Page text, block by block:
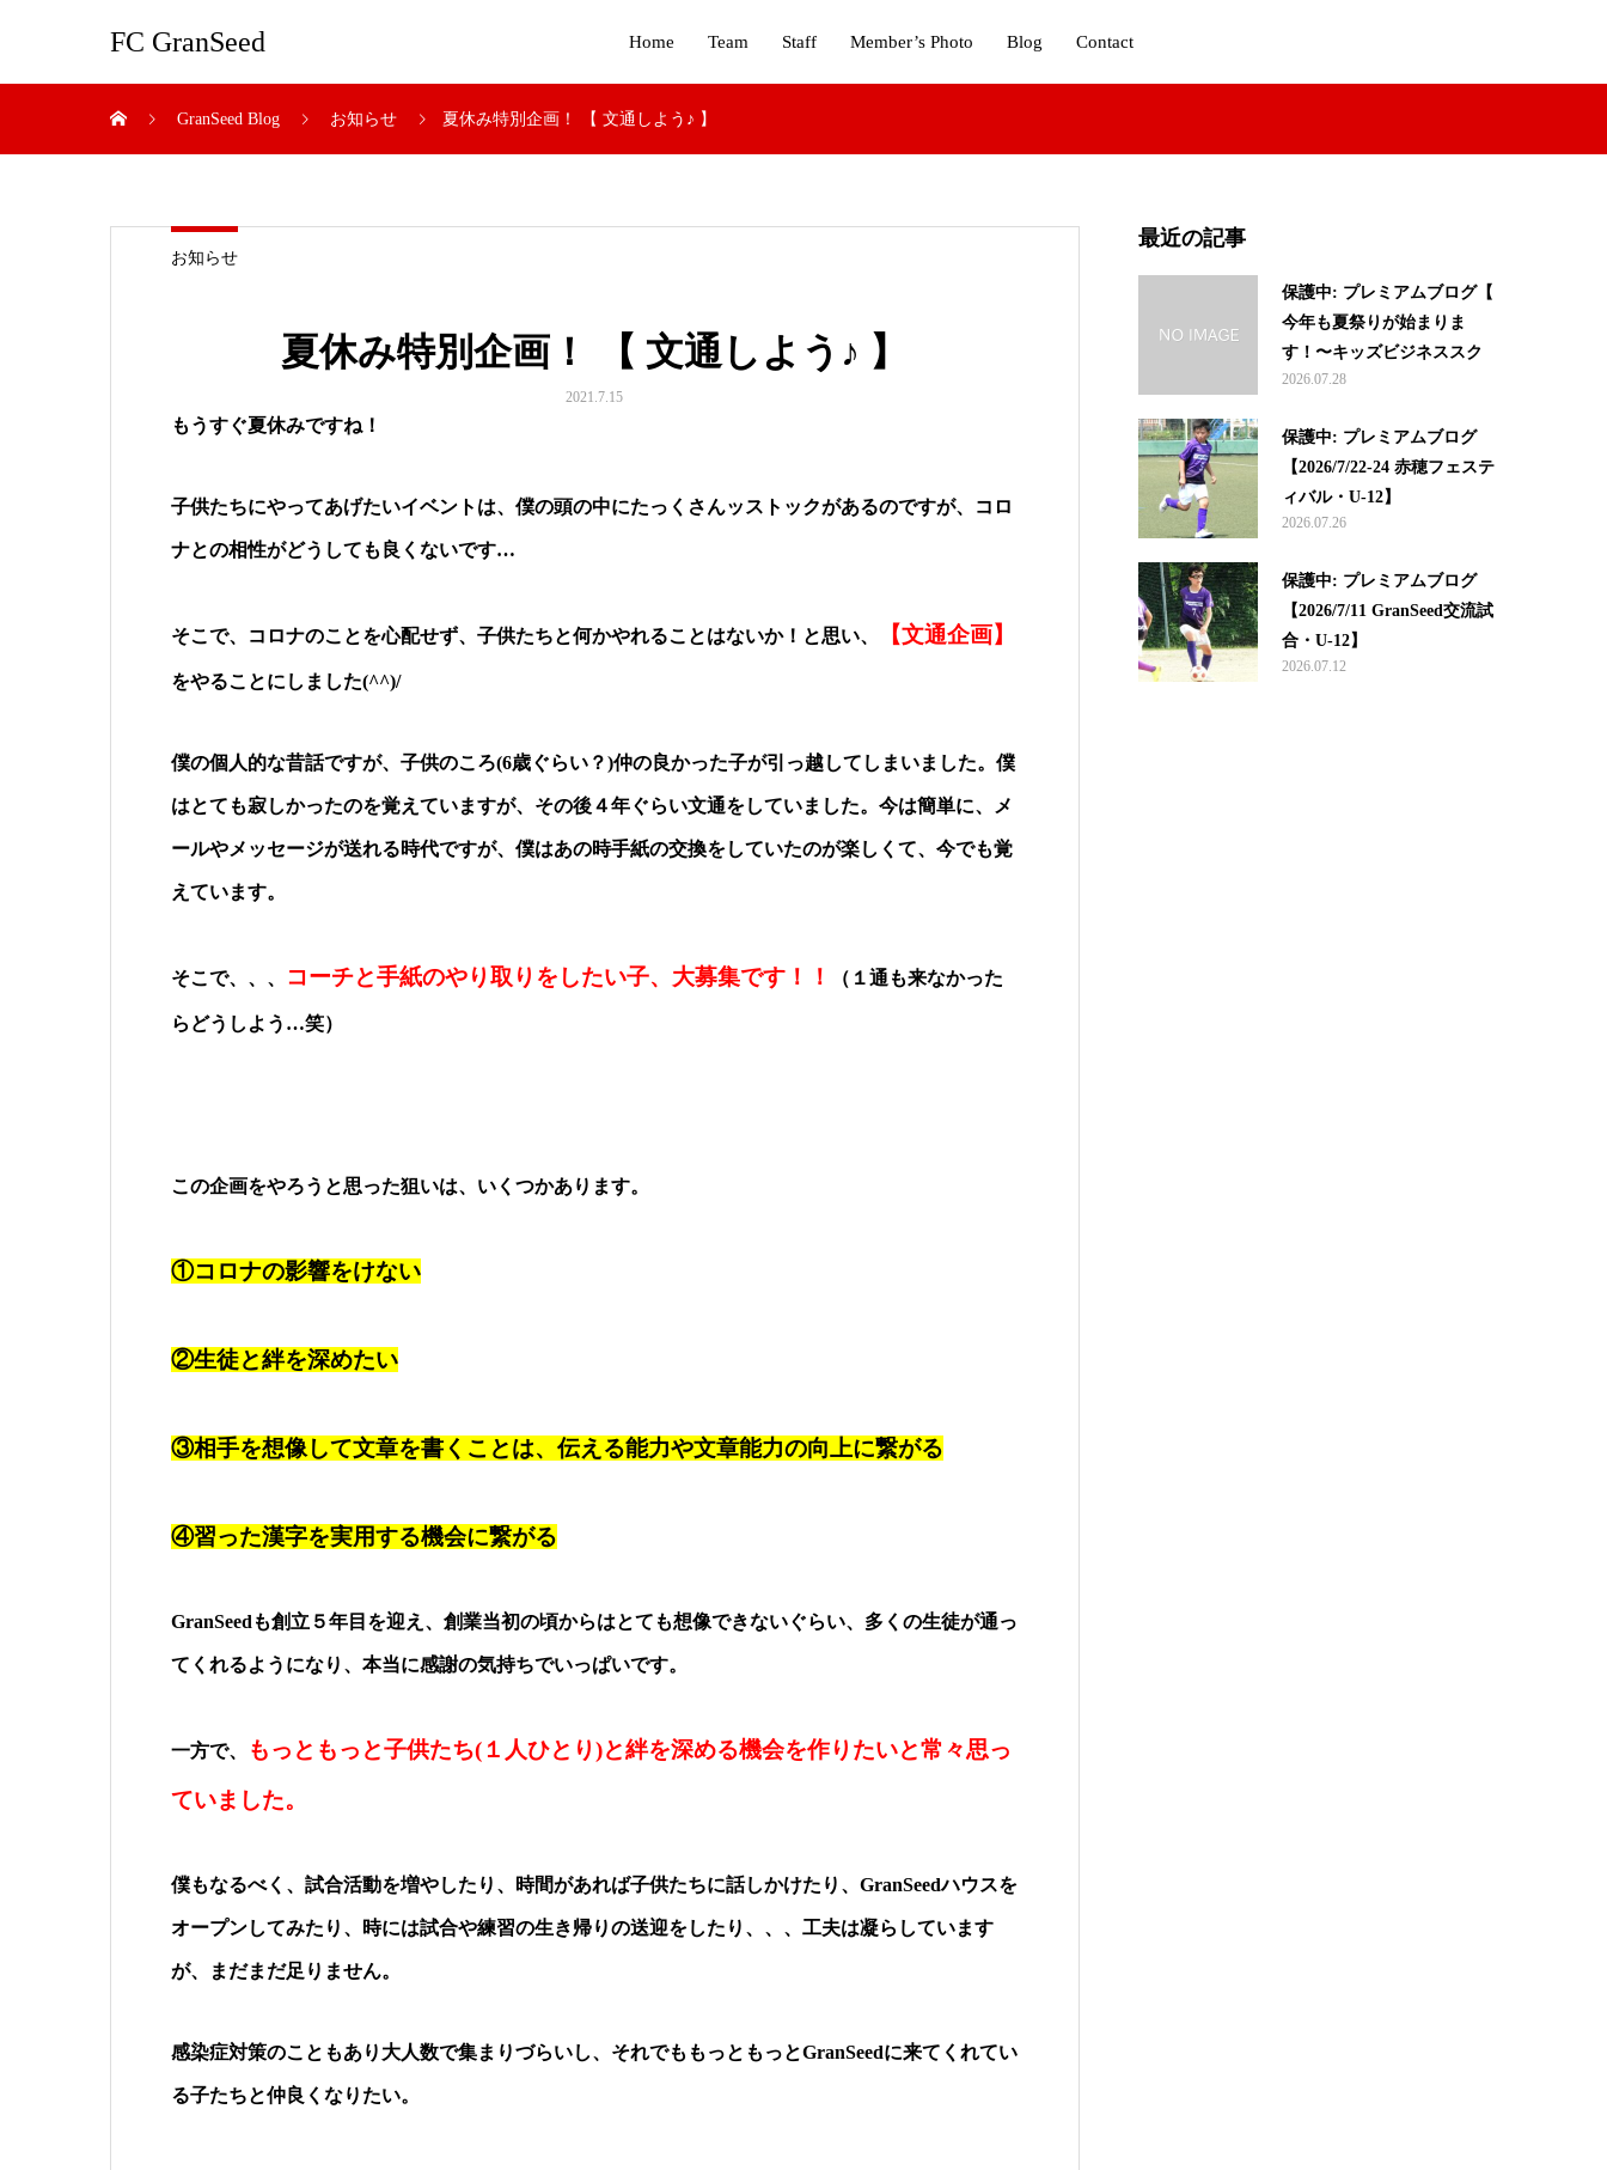
FC GranSeed Home Team Staff Member’s Photo Blog Contact
GranSeed Blog お知らせ 夏休み特別企画！ 【 文通しよう♪ 】
お知らせ
夏休み特別企画！ 【 文通しよう♪ 】
2021.7.15
もうすぐ夏休みですね！
子供たちにやってあげたいイベントは、僕の頭の中にたっくさんッストックがあるのですが、コロ
ナとの相性がどうしても良くないです…
そこで、コロナのことを心配せず、子供たちと何かやれることはないか！と思い、 【文通企画】
をやることにしました(^^)/
僕の個人的な昔話ですが、子供のころ(6歳ぐらい？)仲の良かった子が引っ越してしまいました。僕
はとても寂しかったのを覚えていますが、その後４年ぐらい文通をしていました。今は簡単に、メ
ールやメッセージが送れる時代ですが、僕はあの時手紙の交換をしていたのが楽しくて、今でも覚
えています。
そこで、、、 コーチと手紙のやり取りをしたい子、大募集です！！ （１通も来なかった
らどうしよう…笑）
この企画をやろうと思った狙いは、いくつかあります。
①コロナの影響をけない
②生徒と絆を深めたい
③相手を想像して文章を書くことは、伝える能力や文章能力の向上に繋がる
④習った漢字を実用する機会に繋がる
GranSeedも創立５年目を迎え、創業当初の頃からはとても想像できないぐらい、多くの生徒が通っ
てくれるようになり、本当に感謝の気持ちでいっぱいです。
一方で、
もっともっと子供たち(１人ひとり)と絆を深める機会を作りたいと常々思っ
ていました。
僕もなるべく、試合活動を増やしたり、時間があれば子供たちに話しかけたり、GranSeedハウスを
オープンしてみたり、時には試合や練習の生き帰りの送迎をしたり、、、工夫は凝らしています
が、まだまだ足りません。
感染症対策のこともあり大人数で集まりづらいし、それでももっともっとGranSeedに来てくれてい
る子たちと仲良くなりたい。
最近の記事
保護中: プレミアムブログ【
今年も夏祭りが始まりま
す！〜キッズビジネススク...
2026.07.28
保護中: プレミアムブログ
【2026/7/22-24 赤穂フェステ
ィバル・U-12】
2026.07.26
保護中: プレミアムブログ
【2026/7/11 GranSeed交流試
合・U-12】
2026.07.12